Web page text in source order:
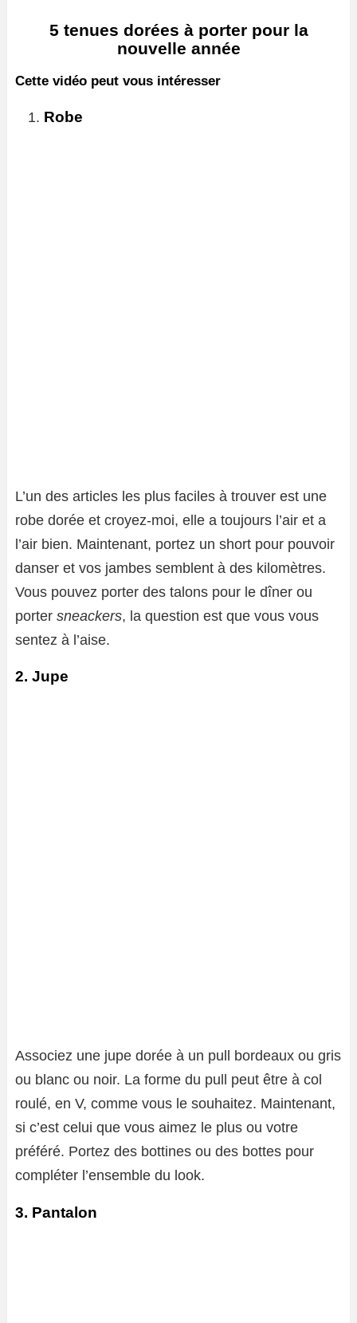
5 tenues dorées à porter pour la
nouvelle année
Cette vidéo peut vous intéresser
Robe
L’un des articles les plus faciles à trouver est une
robe dorée et croyez-moi, elle a toujours l’air et a
l’air bien. Maintenant, portez un short pour pouvoir
danser et vos jambes semblent à des kilomètres.
Vous pouvez porter des talons pour le dîner ou
porter sneackers, la question est que vous vous
sentez à l’aise.
2. Jupe
Associez une jupe dorée à un pull bordeaux ou gris
ou blanc ou noir. La forme du pull peut être à col
roulé, en V, comme vous le souhaitez. Maintenant,
si c’est celui que vous aimez le plus ou votre
préféré. Portez des bottines ou des bottes pour
compléter l’ensemble du look.
3. Pantalon